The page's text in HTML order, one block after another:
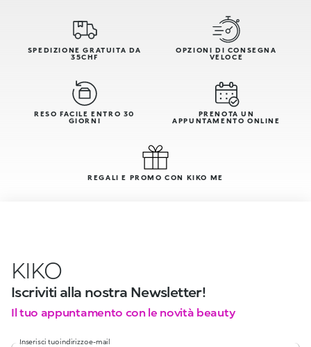
SPEDIZIONE GRATUITA DA
35CHF
OPZIONI DI CONSEGNA
VELOCE
RESO FACILE ENTRO 30
GIORNI
PRENOTA UN
APPUNTAMENTO ONLINE
REGALI E PROMO CON KIKO ME
KIKO
Iscriviti alla nostra Newsletter!
Il tuo appuntamento con le novità beauty
Inserisci tuo indirizzo e-mail